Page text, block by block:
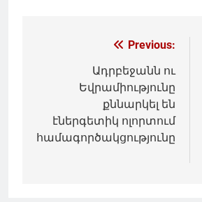
Գրառումների
նավարկումը
Previous:
Ադրբեջանն ու
Եվրամիությունը
քննարկել են
էներգետիկ ոլորտում
համագործակցությունը